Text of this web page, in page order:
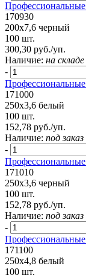
170930
200х7,6 черный
100 шт.
300,30 руб./уп.
Наличие: на складе
-
171000
250х3,6 белый
100 шт.
152,78 руб./уп.
Наличие: под заказ
-
171010
250х3,6 черный
100 шт.
152,78 руб./уп.
Наличие: под заказ
-
171100
250х4,8 белый
100 шт.